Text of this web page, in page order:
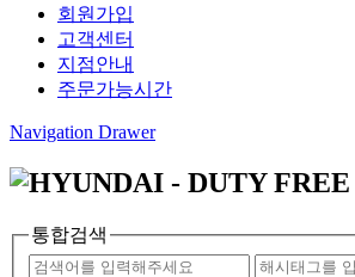
회원가입
고객센터
지점안내
주문가능시간
Navigation Drawer
통합검색